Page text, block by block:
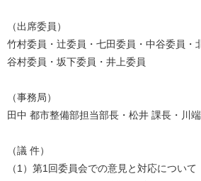
（出席委員）
竹村委員・辻委員・七田委員・中谷委員・
谷村委員・坂下委員・井上委員
（事務局）
田中 都市整備部担当部長・松井 課長・川
（議 件）
（1）第1回委員会での意見と対応について